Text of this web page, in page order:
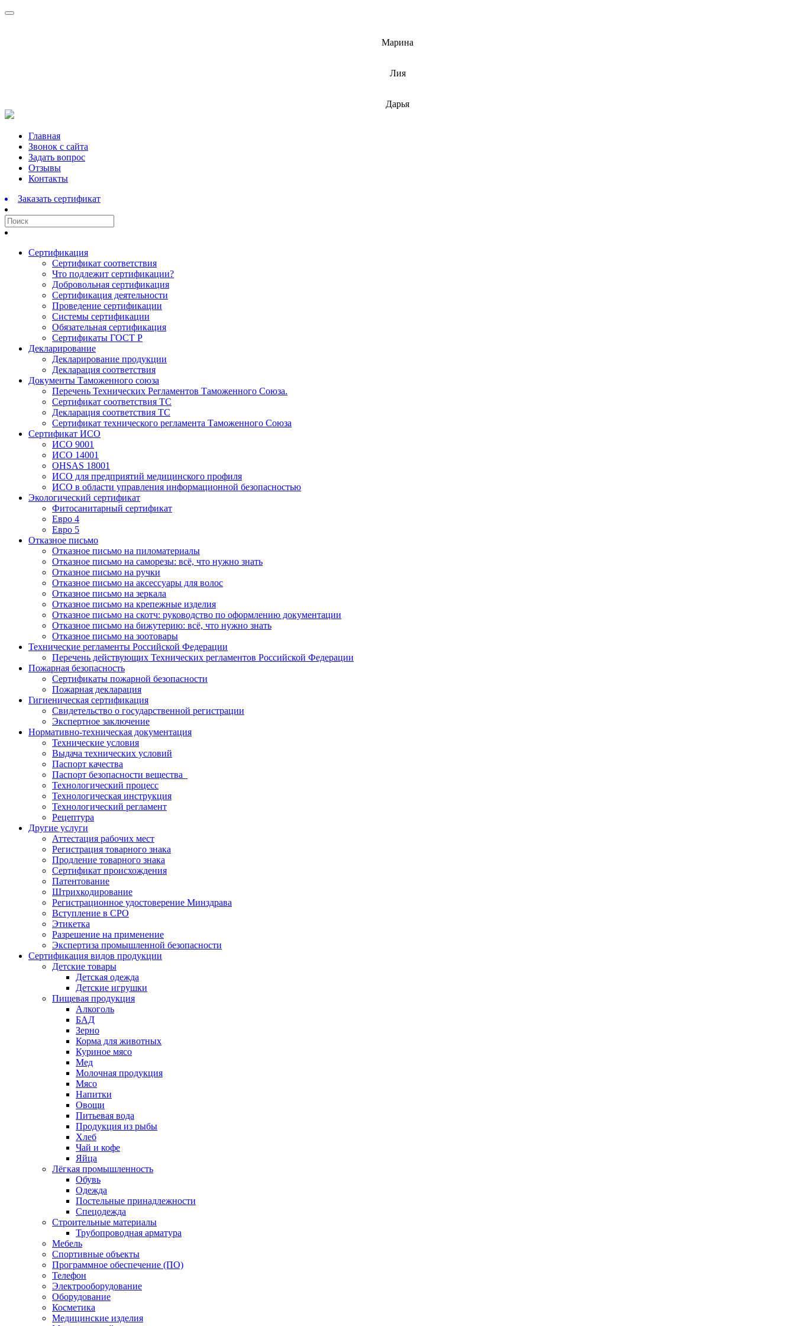
Марина
Лия
Дарья
Перейти
содержимому
Главная
Звонок с сайта
Задать вопрос
Отзывы
Контакты
Заказать сертификат
Сертификация
Сертификат соответствия
Что подлежит сертификации?
Добровольная сертификация
Сертификация деятельности
Проведение сертификации
Системы сертификации
Обязательная сертификация
Сертификаты ГОСТ Р
Декларирование
Декларирование продукции
Декларация соответствия
Документы Таможенного союза
Перечень Технических Регламентов Таможенного Союза.
Сертификат соответствия ТС
Декларация соответствия ТС
Сертификат технического регламента Таможенного Союза
Сертификат ИСО
ИСО 9001
ИСО 14001
OHSAS 18001
ИСО для предприятий медицинского профиля
ИСО в области управления информационной безопасностью
Экологический сертификат
Фитосанитарный сертификат
Евро 4
Евро 5
Отказное письмо
Отказное письмо на пиломатериалы
Отказное письмо на саморезы: всё, что нужно знать
Отказное письмо на ручки
Отказное письмо на аксессуары для волос
Отказное письмо на зеркала
Отказное письмо на крепежные изделия
Отказное письмо на скотч: руководство по оформлению документации
Отказное письмо на бижутерию: всё, что нужно знать
Отказное письмо на зоотовары
Технические регламенты Российской Федерации
Перечень действующих Технических регламентов Российской Федерации
Пожарная безопасность
Сертификаты пожарной безопасности
Пожарная декларация
Гигиеническая сертификация
Свидетельство о государственной регистрации
Экспертное заключение
Нормативно-техническая документация
Технические условия
Выдача технических условий
Паспорт качества
Паспорт безопасности вещества
Технологический процесс
Технологическая инструкция
Технологический регламент
Рецептура
Другие услуги
Аттестация рабочих мест
Регистрация товарного знака
Продление товарного знака
Сертификат происхождения
Патентование
Штрихкодирование
Регистрационное удостоверение Минздрава
Вступление в СРО
Этикетка
Разрешение на применение
Экспертиза промышленной безопасности
Сертификация видов продукции
Детские товары
Детская одежда
Детские игрушки
Пищевая продукция
Алкоголь
БАД
Зерно
Корма для животных
Куриное мясо
Мед
Молочная продукция
Мясо
Напитки
Овощи
Питьевая вода
Продукция из рыбы
Хлеб
Чай и кофе
Яйца
Лёгкая промышленность
Обувь
Одежда
Постельные принадлежности
Спецодежда
Строительные материалы
Трубопроводная арматура
Мебель
Спортивные объекты
Программное обеспечение (ПО)
Телефон
Электрооборудование
Оборудование
Косметика
Медицинские изделия